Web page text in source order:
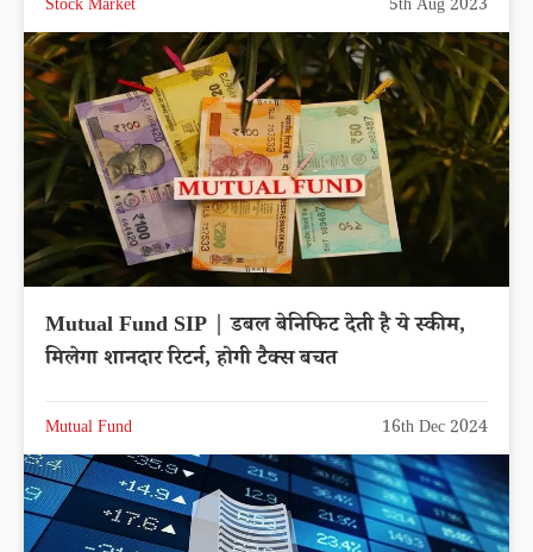
Stock Market 5th Aug 2023
Mutual Fund SIP | डबल बेनिफिट देती है ये स्कीम,
मिलेगा शानदार रिटर्न, होगी टैक्स बचत
Mutual Fund 16th Dec 2024